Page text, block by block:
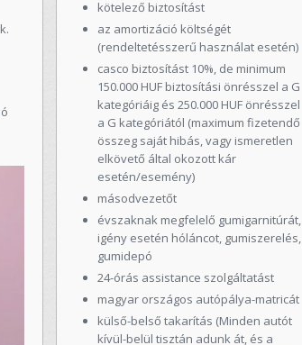
kötelező biztosítást
az amortizáció költségét
(rendeltetésszerű használat esetén)
casco biztosítást 10%, de minimum
150.000 HUF biztosítási önrésszel a G
kategóriáig és 250.000 HUF önrésszel
a G kategóriától (maximum fizetendő
összeg saját hibás, vagy ismeretlen
elkövető által okozott kár
esetén/esemény)
másodvezetőt
évszaknak megfelelő gumigarnitúrát,
igény esetén hóláncot, gumiszerelés,
gumidepó
24-órás assistance szolgáltatást
magyar országos autópálya-matricát
külső-belső takarítás (Minden autót
kívül-belül tisztán adunk át, és a